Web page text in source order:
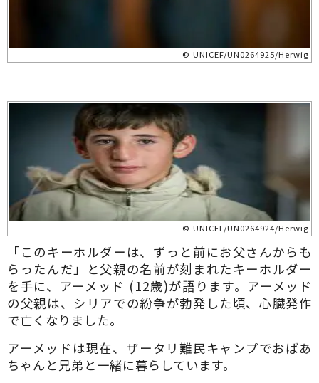
© UNICEF/UN0264925/Herwig
© UNICEF/UN0264924/Herwig
「このキーホルダーは、ずっと前にお父さんからも
らったんだ」と父親の名前が刻まれたキーホルダー
を手に、アーメッド (12歳)が語ります。アーメッド
の父親は、シリアでの紛争が勃発した頃、心臓発作
で亡くなりました。
アーメッドは現在、ザータリ難民キャンプでおばあ
ちゃんと兄弟と一緒に暮らしています。